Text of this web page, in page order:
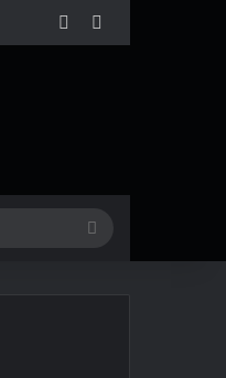
Facebook
Pesquisar